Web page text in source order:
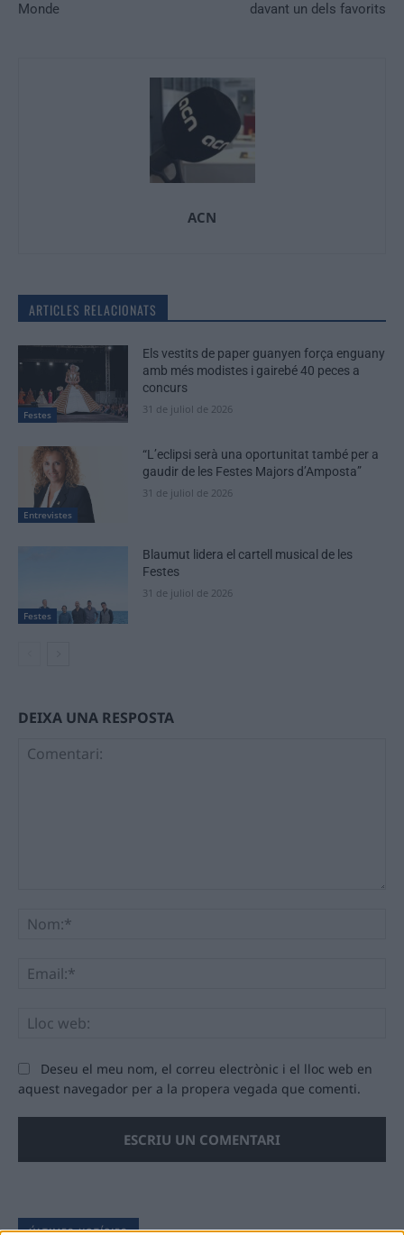
Monde
davant un dels favorits
ACN
ARTICLES RELACIONATS
Festes
Els vestits de paper guanyen força enguany
amb més modistes i gairebé 40 peces a
concurs
31 de juliol de 2026
Entrevistes
“L’eclipsi serà una oportunitat també per a
gaudir de les Festes Majors d’Amposta”
31 de juliol de 2026
Festes
Blaumut lidera el cartell musical de les
Festes
31 de juliol de 2026
DEIXA UNA RESPOSTA
Deseu el meu nom, el correu electrònic i el lloc web en
aquest navegador per a la propera vegada que comenti.